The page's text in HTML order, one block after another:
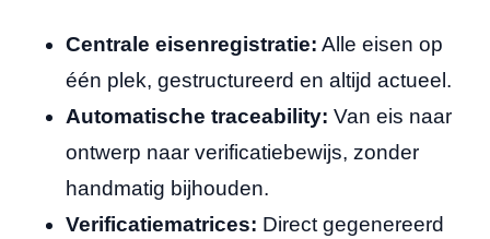
Centrale eisenregistratie: Alle eisen op
één plek, gestructureerd en altijd actueel.
Automatische traceability: Van eis naar
ontwerp naar verificatiebewijs, zonder
handmatig bijhouden.
Verificatiematrices: Direct gegenereerd